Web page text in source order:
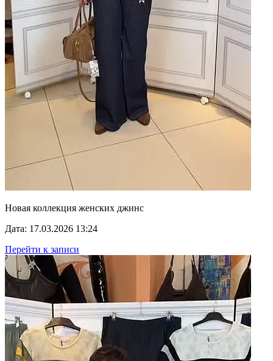
Новая коллекция женских джинс
Дата: 17.03.2026 13:24
Перейти к записи